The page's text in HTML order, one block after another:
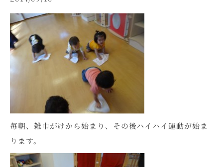
毎朝、雑巾がけから始まり、その後ハイハイ運動が始ま
ります。